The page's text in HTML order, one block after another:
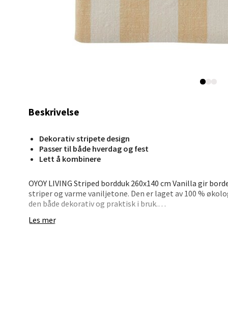
Beskrivelse
Dekorativ stripete design
Passer til både hverdag og fest
Lett å kombinere
OYOY LIVING Striped bordduk 260x140 cm Vanilla gir
striper og varme vaniljetone. Den er laget av 100 %
den både dekorativ og praktisk i bruk.
Duken passer like godt til en enkel frokost som til et
Les mer